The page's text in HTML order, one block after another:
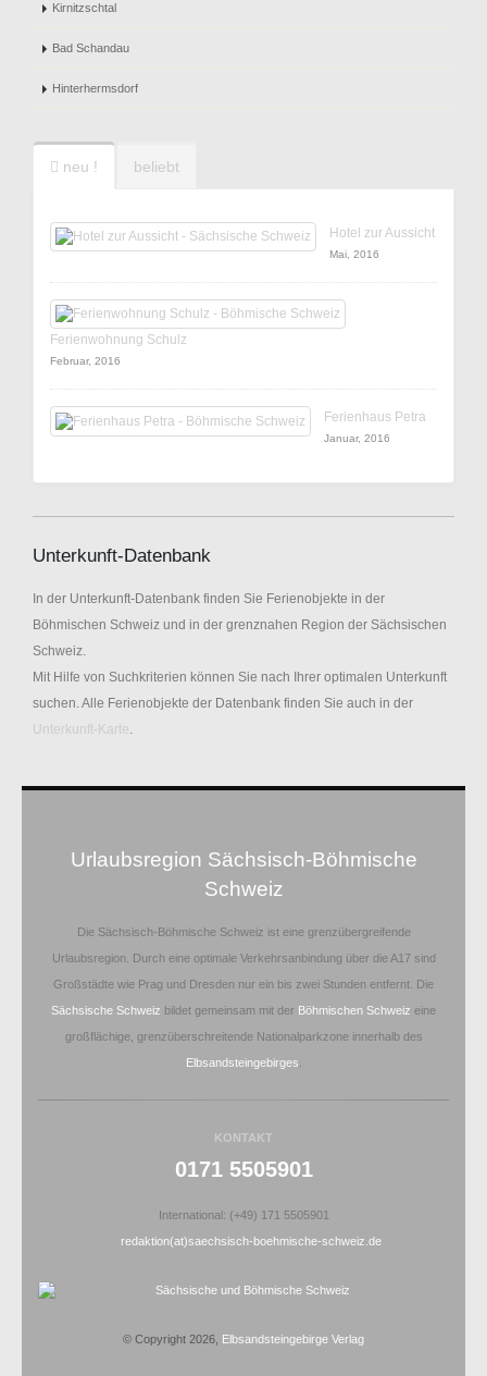
Kirnitzschtal
Bad Schandau
Hinterhermsdorf
neu ! beliebt
Hotel zur Aussicht
Mai, 2016
Ferienwohnung Schulz
Februar, 2016
Ferienhaus Petra
Januar, 2016
Unterkunft-Datenbank
In der Unterkunft-Datenbank finden Sie Ferienobjekte in der
Böhmischen Schweiz und in der grenznahen Region der Sächsischen
Schweiz.
Mit Hilfe von Suchkriterien können Sie nach Ihrer optimalen Unterkunft
suchen. Alle Ferienobjekte der Datenbank finden Sie auch in der
Unterkunft-Karte.
Urlaubsregion Sächsisch-Böhmische
Schweiz
Die Sächsisch-Böhmische Schweiz ist eine grenzübergreifende
Urlaubsregion. Durch eine optimale Verkehrsanbindung über die A17 sind
Großstädte wie Prag und Dresden nur ein bis zwei Stunden entfernt. Die
Sächsische Schweiz bildet gemeinsam mit der Böhmischen Schweiz eine
großflächige, grenzüberschreitende Nationalparkzone innerhalb des
Elbsandsteingebirges
KONTAKT
0171 5505901
International: (+49) 171 5505901
redaktion(at)saechsisch-boehmische-schweiz.de
© Copyright 2026, Elbsandsteingebirge Verlag